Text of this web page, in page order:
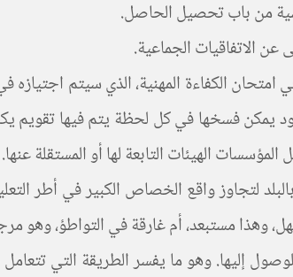
من باب تحصيل الحاصل.
الاتفاقيات الجماعية.
الكفاءة المهنية، الذي سيتم اجتيازه
يمكن فسخها في كل لحظة يتم فيها تقويم
الهيئات التابعة لها أو المستقلة عنها.
لتجاوز واقع الخصاص الكبير في أطر
وهذا مستبعد، أم غارقة في التواطؤ، وهو
إليها. وهو ما يفسر الطريقة التي تتعامل